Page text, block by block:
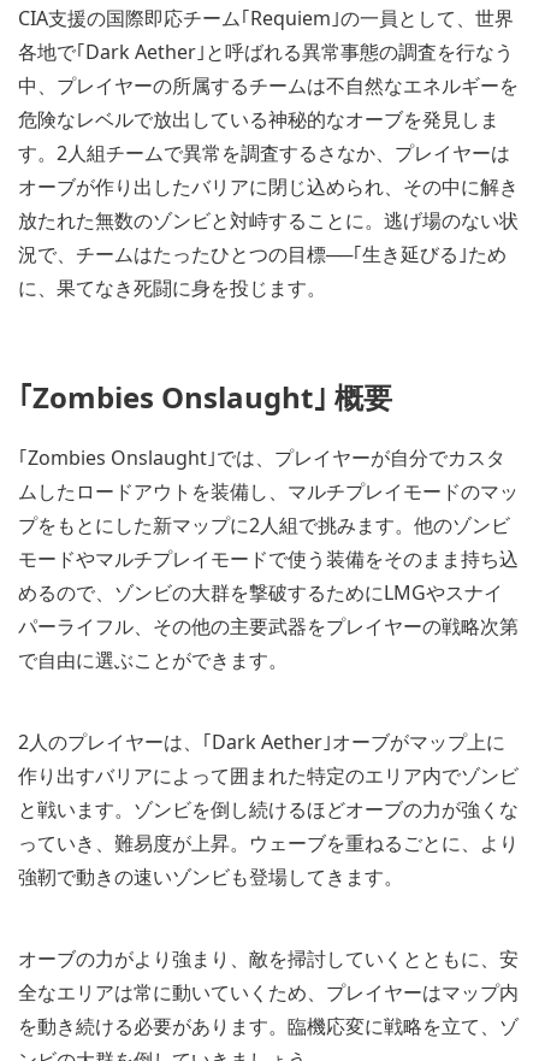
CIA支援の国際即応チーム｢Requiem｣の一員として、世界
各地で｢Dark Aether｣と呼ばれる異常事態の調査を行なう
中、プレイヤーの所属するチームは不自然なエネルギーを
危険なレベルで放出している神秘的なオーブを発見しま
す。2人組チームで異常を調査するさなか、プレイヤーは
オーブが作り出したバリアに閉じ込められ、その中に解き
放たれた無数のゾンビと対峙することに。逃げ場のない状
況で、チームはたったひとつの目標──｢生き延びる｣ため
に、果てなき死闘に身を投じます。
｢Zombies Onslaught｣ 概要
｢Zombies Onslaught｣では、プレイヤーが自分でカスタ
ムしたロードアウトを装備し、マルチプレイモードのマッ
プをもとにした新マップに2人組で挑みます。他のゾンビ
モードやマルチプレイモードで使う装備をそのまま持ち込
めるので、ゾンビの大群を撃破するためにLMGやスナイ
パーライフル、その他の主要武器をプレイヤーの戦略次第
で自由に選ぶことができます。
2人のプレイヤーは、｢Dark Aether｣オーブがマップ上に
作り出すバリアによって囲まれた特定のエリア内でゾンビ
と戦います。ゾンビを倒し続けるほどオーブの力が強くな
っていき、難易度が上昇。ウェーブを重ねるごとに、より
強靭で動きの速いゾンビも登場してきます。
オーブの力がより強まり、敵を掃討していくとともに、安
全なエリアは常に動いていくため、プレイヤーはマップ内
を動き続ける必要があります。臨機応変に戦略を立て、ゾ